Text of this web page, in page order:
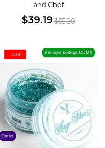
and Chef
$39.19$55.20
Outlet
Recoger bodega CDMX
-44%